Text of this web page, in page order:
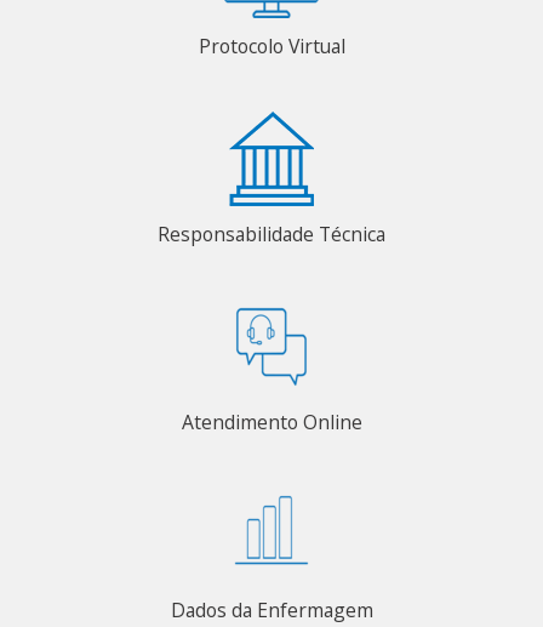
Protocolo Virtual
Responsabilidade Técnica
Atendimento Online
Dados da Enfermagem